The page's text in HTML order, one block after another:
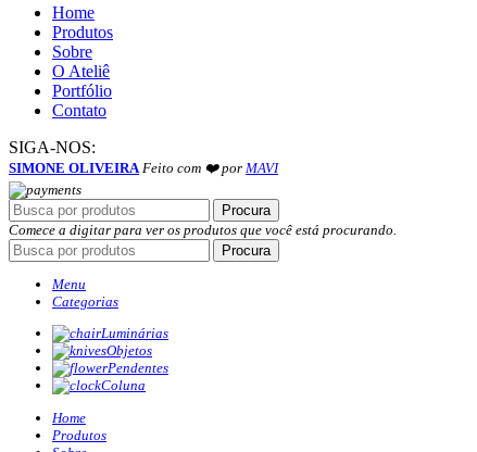
Home
Produtos
Sobre
O Ateliê
Portfólio
Contato
SIGA-NOS:
SIMONE OLIVEIRA Feito com ❤️ por MAVI
Procura
Comece a digitar para ver os produtos que você está procurando.
Procura
Menu
Categorias
Luminárias
Objetos
Pendentes
Coluna
Home
Produtos